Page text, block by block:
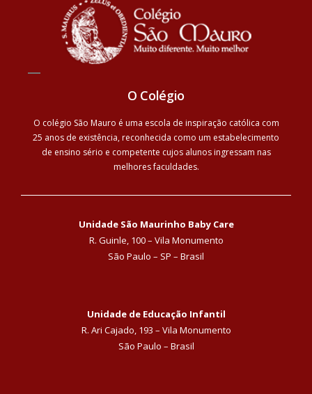
O Colégio
O colégio São Mauro é uma escola de inspiração católica com
25 anos de existência, reconhecida como um estabelecimento
de ensino sério e competente cujos alunos ingressam nas
melhores faculdades.
Unidade São Maurinho Baby Care
R. Guinle, 100 – Vila Monumento
São Paulo – SP – Brasil
Unidade de Educação Infantil
R. Ari Cajado, 193 – Vila Monumento
São Paulo – Brasil